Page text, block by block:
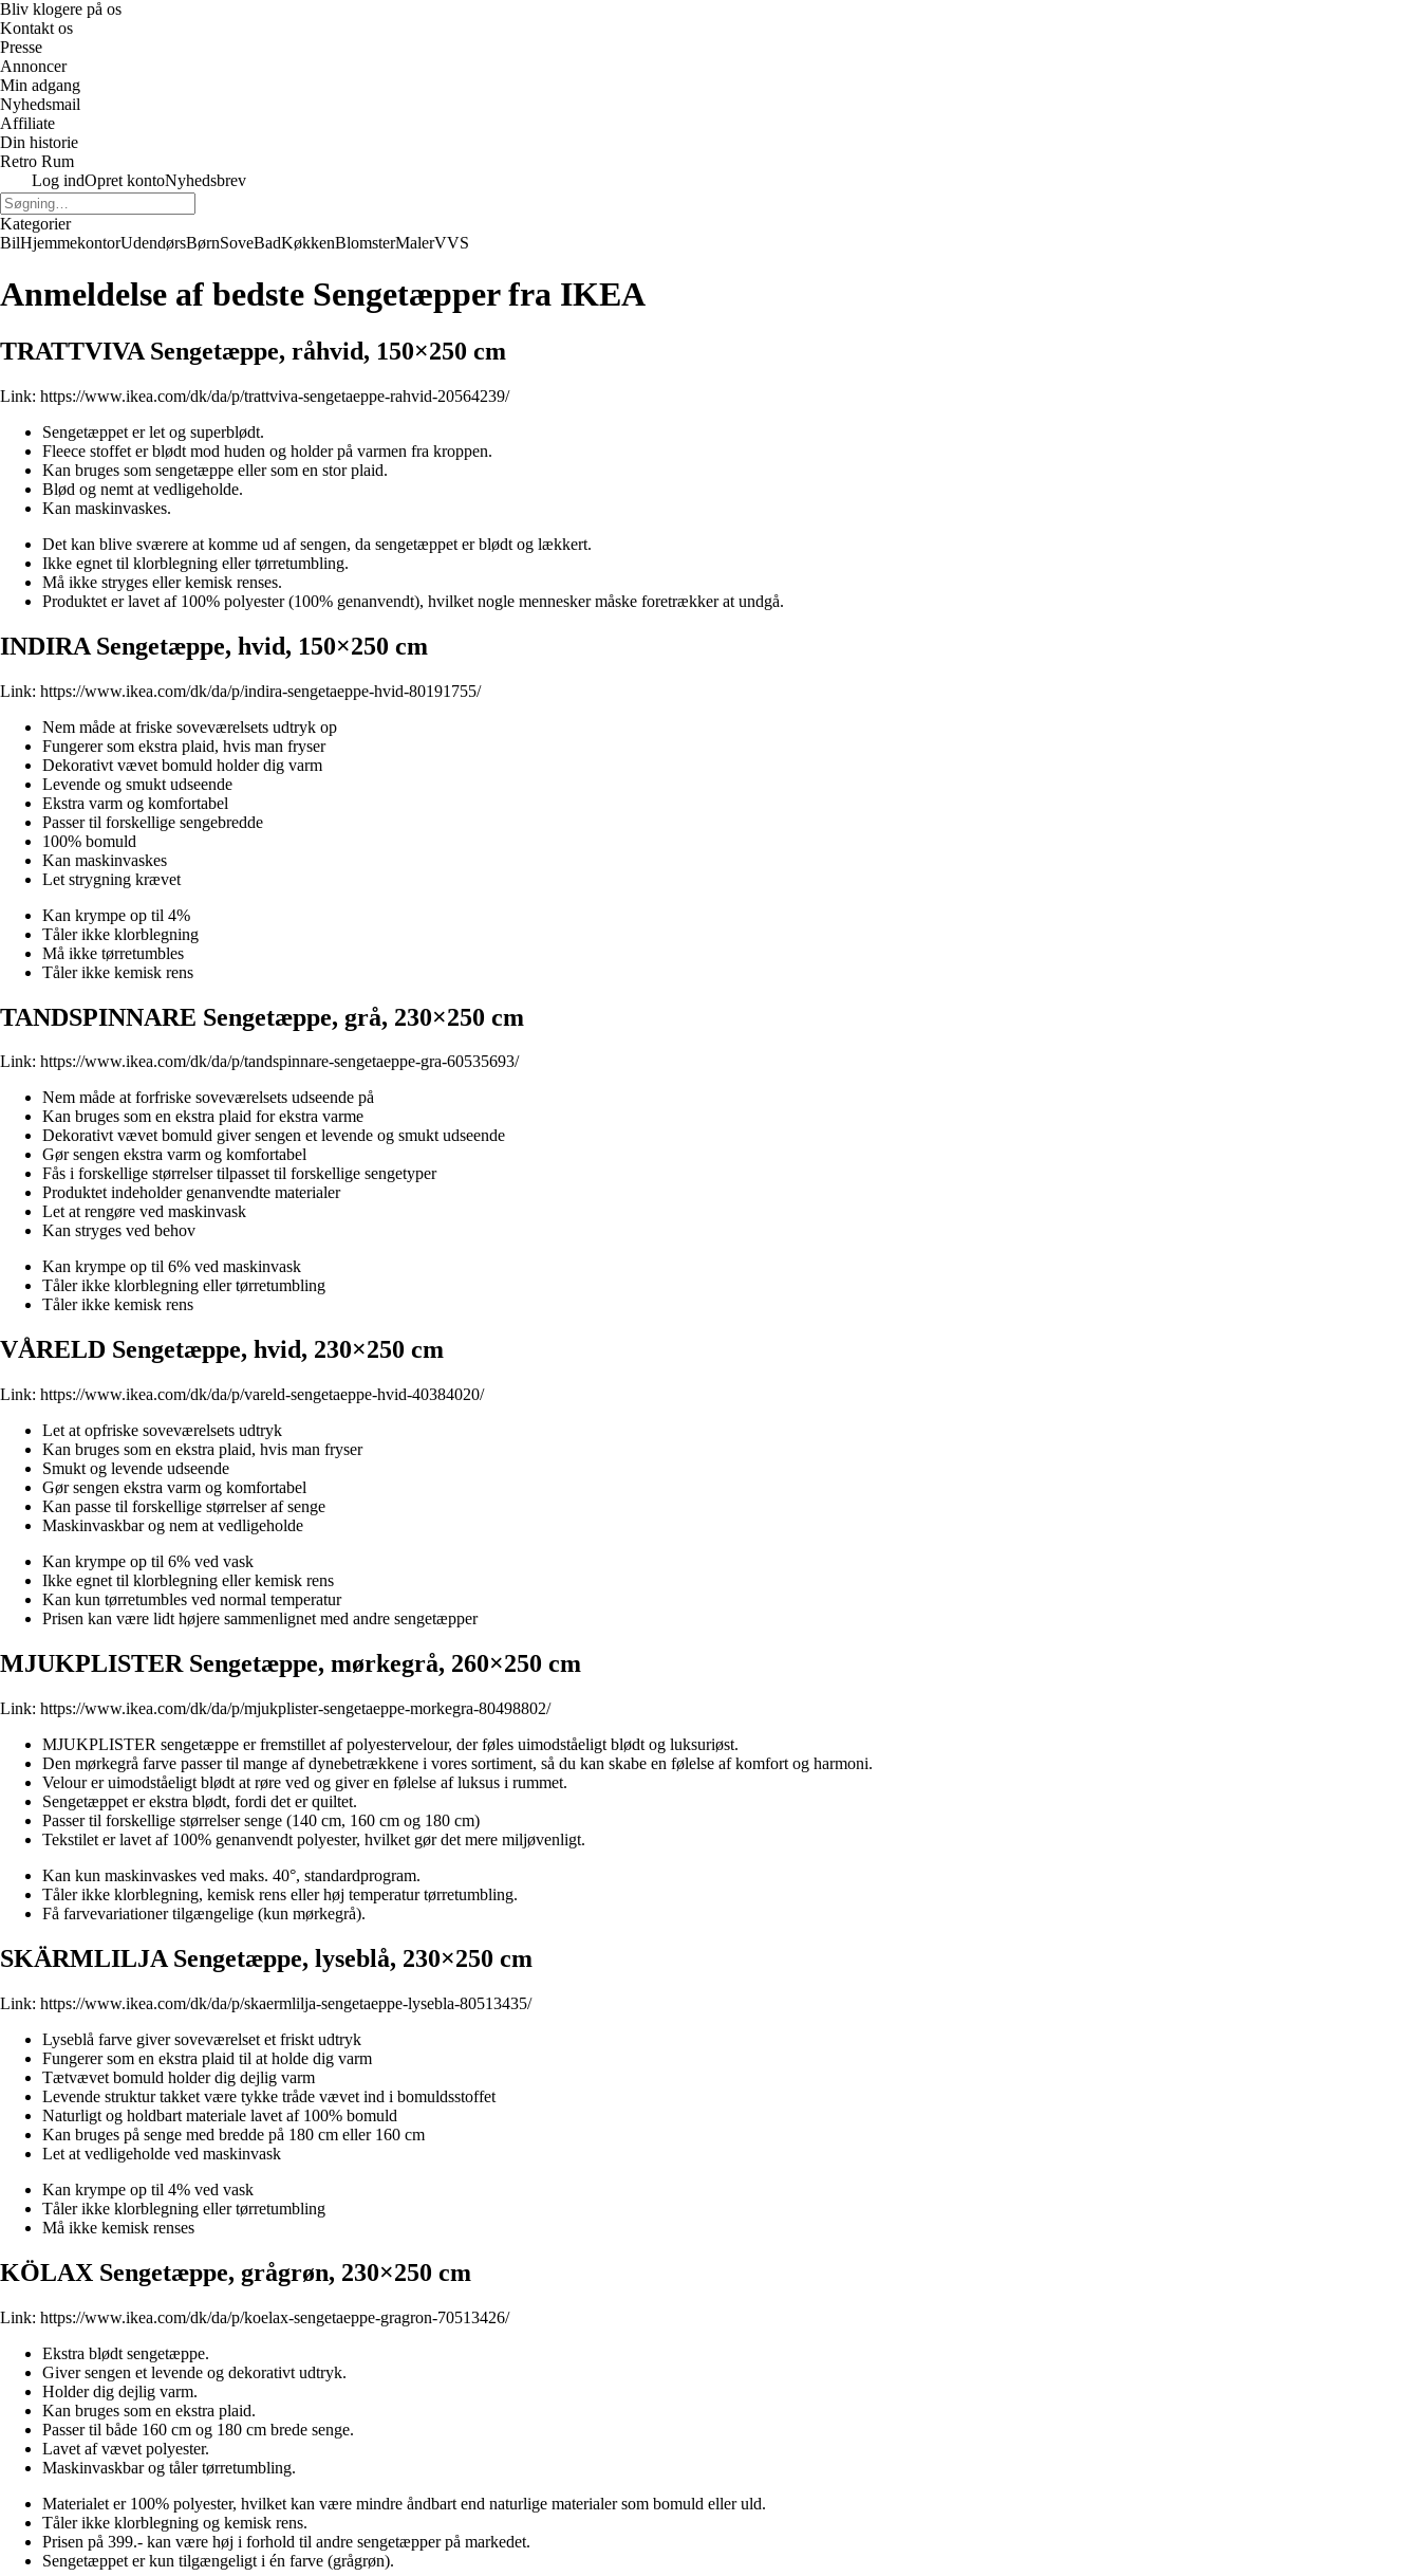
Bliv klogere på os
Kontakt os
Presse
Annoncer
Min adgang
Nyhedsmail
Affiliate
Din historie
Retro Rum
Log indOpret kontoNyhedsbrev
Kategorier
BilHjemmekontorUdendørsBørnSoveBadKøkkenBlomsterMalerVVS
Anmeldelse af bedste Sengetæpper fra IKEA
TRATTVIVA Sengetæppe, råhvid, 150×250 cm
Link: https://www.ikea.com/dk/da/p/trattviva-sengetaeppe-rahvid-20564239/
Sengetæppet er let og superblødt.
Fleece stoffet er blødt mod huden og holder på varmen fra kroppen.
Kan bruges som sengetæppe eller som en stor plaid.
Blød og nemt at vedligeholde.
Kan maskinvaskes.
Det kan blive sværere at komme ud af sengen, da sengetæppet er blødt og lækkert.
Ikke egnet til klorblegning eller tørretumbling.
Må ikke stryges eller kemisk renses.
Produktet er lavet af 100% polyester (100% genanvendt), hvilket nogle mennesker måske foretrækker at undgå.
INDIRA Sengetæppe, hvid, 150×250 cm
Link: https://www.ikea.com/dk/da/p/indira-sengetaeppe-hvid-80191755/
Nem måde at friske soveværelsets udtryk op
Fungerer som ekstra plaid, hvis man fryser
Dekorativt vævet bomuld holder dig varm
Levende og smukt udseende
Ekstra varm og komfortabel
Passer til forskellige sengebredde
100% bomuld
Kan maskinvaskes
Let strygning krævet
Kan krympe op til 4%
Tåler ikke klorblegning
Må ikke tørretumbles
Tåler ikke kemisk rens
TANDSPINNARE Sengetæppe, grå, 230×250 cm
Link: https://www.ikea.com/dk/da/p/tandspinnare-sengetaeppe-gra-60535693/
Nem måde at forfriske soveværelsets udseende på
Kan bruges som en ekstra plaid for ekstra varme
Dekorativt vævet bomuld giver sengen et levende og smukt udseende
Gør sengen ekstra varm og komfortabel
Fås i forskellige størrelser tilpasset til forskellige sengetyper
Produktet indeholder genanvendte materialer
Let at rengøre ved maskinvask
Kan stryges ved behov
Kan krympe op til 6% ved maskinvask
Tåler ikke klorblegning eller tørretumbling
Tåler ikke kemisk rens
VÅRELD Sengetæppe, hvid, 230×250 cm
Link: https://www.ikea.com/dk/da/p/vareld-sengetaeppe-hvid-40384020/
Let at opfriske soveværelsets udtryk
Kan bruges som en ekstra plaid, hvis man fryser
Smukt og levende udseende
Gør sengen ekstra varm og komfortabel
Kan passe til forskellige størrelser af senge
Maskinvaskbar og nem at vedligeholde
Kan krympe op til 6% ved vask
Ikke egnet til klorblegning eller kemisk rens
Kan kun tørretumbles ved normal temperatur
Prisen kan være lidt højere sammenlignet med andre sengetæpper
MJUKPLISTER Sengetæppe, mørkegrå, 260×250 cm
Link: https://www.ikea.com/dk/da/p/mjukplister-sengetaeppe-morkegra-80498802/
MJUKPLISTER sengetæppe er fremstillet af polyestervelour, der føles uimodståeligt blødt og luksuriøst.
Den mørkegrå farve passer til mange af dynebetrækkene i vores sortiment, så du kan skabe en følelse af komfort og harmoni.
Velour er uimodståeligt blødt at røre ved og giver en følelse af luksus i rummet.
Sengetæppet er ekstra blødt, fordi det er quiltet.
Passer til forskellige størrelser senge (140 cm, 160 cm og 180 cm)
Tekstilet er lavet af 100% genanvendt polyester, hvilket gør det mere miljøvenligt.
Kan kun maskinvaskes ved maks. 40°, standardprogram.
Tåler ikke klorblegning, kemisk rens eller høj temperatur tørretumbling.
Få farvevariationer tilgængelige (kun mørkegrå).
SKÄRMLILJA Sengetæppe, lyseblå, 230×250 cm
Link: https://www.ikea.com/dk/da/p/skaermlilja-sengetaeppe-lysebla-80513435/
Lyseblå farve giver soveværelset et friskt udtryk
Fungerer som en ekstra plaid til at holde dig varm
Tætvævet bomuld holder dig dejlig varm
Levende struktur takket være tykke tråde vævet ind i bomuldsstoffet
Naturligt og holdbart materiale lavet af 100% bomuld
Kan bruges på senge med bredde på 180 cm eller 160 cm
Let at vedligeholde ved maskinvask
Kan krympe op til 4% ved vask
Tåler ikke klorblegning eller tørretumbling
Må ikke kemisk renses
KÖLAX Sengetæppe, grågrøn, 230×250 cm
Link: https://www.ikea.com/dk/da/p/koelax-sengetaeppe-gragron-70513426/
Ekstra blødt sengetæppe.
Giver sengen et levende og dekorativt udtryk.
Holder dig dejlig varm.
Kan bruges som en ekstra plaid.
Passer til både 160 cm og 180 cm brede senge.
Lavet af vævet polyester.
Maskinvaskbar og tåler tørretumbling.
Materialet er 100% polyester, hvilket kan være mindre åndbart end naturlige materialer som bomuld eller uld.
Tåler ikke klorblegning og kemisk rens.
Prisen på 399.- kan være høj i forhold til andre sengetæpper på markedet.
Sengetæppet er kun tilgængeligt i én farve (grågrøn).